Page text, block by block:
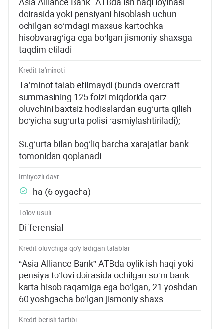
Asia Alliance Bank" ATBda ish haqi loyihasi
doirasida yoki pensiyani hisoblash uchun
ochilgan so‘mdagi maxsus kartochka
hisobvarag‘iga ega bo‘lgan jismoniy shaxsga
taqdim etiladi
Kredit ta'minoti
Ta’minot talab etilmaydi (bunda overdraft
summasining 125 foizi miqdorida qarz
oluvchini baxtsiz hodisalardan sug‘urta qilish
bo‘yicha sug‘urta polisi rasmiylashtiriladi);
Sug‘urta bilan bog‘liq barcha xarajatlar bank
tomonidan qoplanadi
Imtiyozli davr
ha (6 oygacha)
To'lov usuli
Differensial
Kredit oluvchiga qo'yiladigan talablar
“Asia Alliance Bank” ATBda oylik ish haqi yoki
pensiya to‘lovi doirasida ochilgan so‘m bank
karta hisob raqamiga ega bo‘lgan, 21 yoshdan
60 yoshgacha bo‘lgan jismoniy shaxs
Kredit berish tartibi